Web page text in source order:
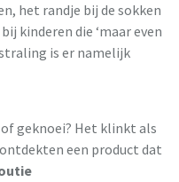
het randje bij de sokken
kinderen die ‘maar even
is er namelijk
geknoei? Het klinkt als
een product dat